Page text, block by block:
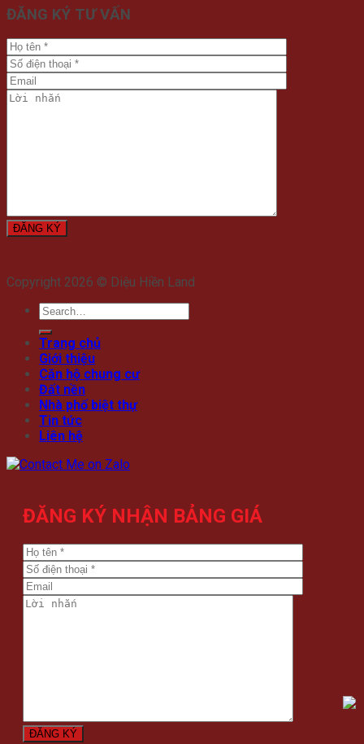
ĐĂNG KÝ TƯ VẤN
Copyright 2026 © Diệu Hiền Land
Trang chủ
Giới thiệu
Căn hộ chung cư
Đất nền
Nhà phố biệt thự
Tin tức
Liên hệ
ĐĂNG KÝ NHẬN BẢNG GIÁ